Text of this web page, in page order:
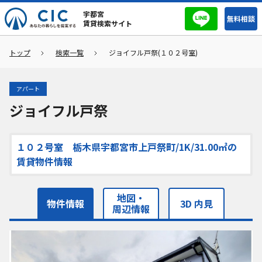
宇都宮
賃貸検索サイト
無料相談
トップ 検索一覧 ジョイフル戸祭(１０２号室)
アパート
ジョイフル戸祭
１０２号室 栃木県宇都宮市上戸祭町/1K/31.00㎡の
賃貸物件情報
物件情報 地図・
周辺情報 3D 内見